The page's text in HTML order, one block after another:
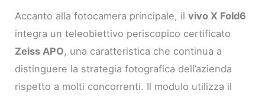
Accanto alla fotocamera principale, ilvivo X Fold6
integra un teleobiettivo periscopico certificato
Zeiss APO, una caratteristica che continua a
distinguere la strategia fotografica dell’azienda
rispetto a molti concorrenti. Il modulo utilizza il